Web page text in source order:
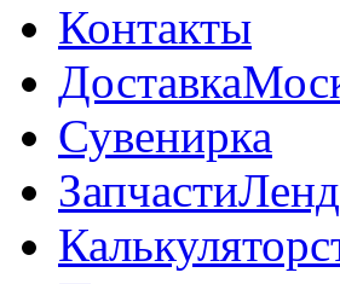
Контакты
Доставка
Сувенирка
Запчасти
Калькулятор